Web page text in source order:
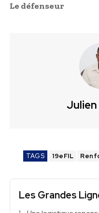
Le défenseur
Julien
TAGS 19eFIL
Les Grandes